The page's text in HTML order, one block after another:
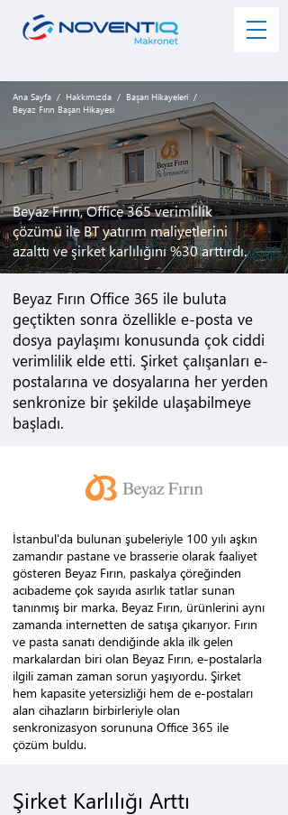
Ana Sayfa / Hakkımızda / Başarı Hikayeleri /
Beyaz Fırın Başarı Hikayesi
Beyaz Fırın, Office 365 verimlilik
çözümü ile BT yatırım maliyetlerini
azalttı ve şirket karlılığını %30 arttırdı.
Beyaz Fırın Office 365 ile buluta
geçtikten sonra özellikle e-posta ve
dosya paylaşımı konusunda çok ciddi
verimlilik elde etti. Şirket çalışanları e-
postalarına ve dosyalarına her yerden
senkronize bir şekilde ulaşabilmeye
başladı.
İstanbul'da bulunan şubeleriyle 100 yılı aşkın
zamandır pastane ve brasserie olarak faaliyet
gösteren Beyaz Fırın, paskalya çöreğinden
acıbademe çok sayıda asırlık tatlar sunan
tanınmış bir marka. Beyaz Fırın, ürünlerini aynı
zamanda internetten de satışa çıkarıyor. Fırın
ve pasta sanatı dendiğinde akla ilk gelen
markalardan biri olan Beyaz Fırın, e-postalarla
ilgili zaman zaman sorun yaşıyordu. Şirket
hem kapasite yetersizliği hem de e-postaları
alan cihazların birbirleriyle olan
senkronizasyon sorununa Office 365 ile
çözüm buldu.
Şirket Karlılığı Arttı